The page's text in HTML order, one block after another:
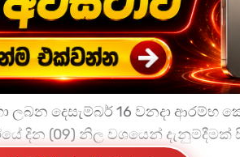
ලබන දෙසැම්බර් 16 වනදා ආරම්භ
දින (09) නිල වශයෙන් දැනුම්දීමක්